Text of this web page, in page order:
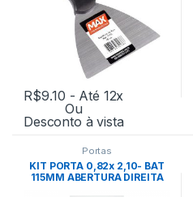
R$9.10 - Até 12x
Ou
Desconto à vista
Portas
KIT PORTA 0,82x 2,10- BAT
115MM ABERTURA DIREITA